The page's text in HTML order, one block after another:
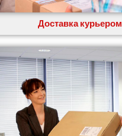
Доставка курьером